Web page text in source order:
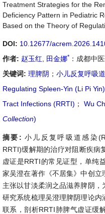
Treatment Strategies for the
Deficiency Pattern in Pediatric
Based on the Theory of
DOI: 10.12677/
作者: 赵玉红 田金娜* ：成都中
关键词: 理脾阴 ； 小儿反复呼吸
Regulating Spleen-Yin (Li Pi Yin)
Tract Infections (RRTI) ； Wu
Collection)
摘要: 小儿反复呼吸道感染
RRTI)缓解期的治疗对阻断疾病
虚证是RRTI的常见证型，单纯
家吴澄在著作《不居集》中创立
主张以甘淡柔润之品滋养脾阴
研究系统梳理吴澄理脾阴理论
联系，剖析RRTI肺脾气虚证缓